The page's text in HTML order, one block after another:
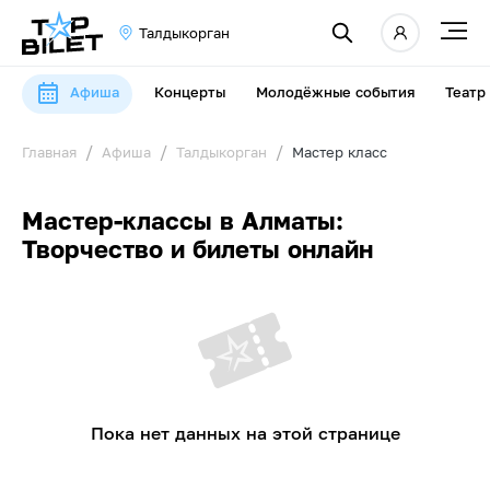
Талдыкорган
Афиша Концерты Молодёжные события Театр
Главная Афиша Талдыкорган Мастер класс
Мастер-классы в Алматы:
Творчество и билеты онлайн
Пока нет данных на этой странице